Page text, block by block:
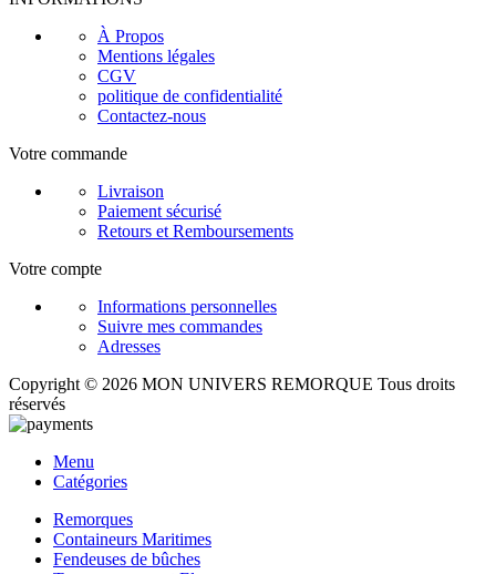
À Propos
Mentions légales
CGV
politique de confidentialité
Contactez-nous
Votre commande
Livraison
Paiement sécurisé
Retours et Remboursements
Votre compte
Informations personnelles
Suivre mes commandes
Adresses
Copyright © 2026 MON UNIVERS REMORQUE Tous droits
réservés
Menu
Catégories
Remorques
Containeurs Maritimes
Fendeuses de bûches